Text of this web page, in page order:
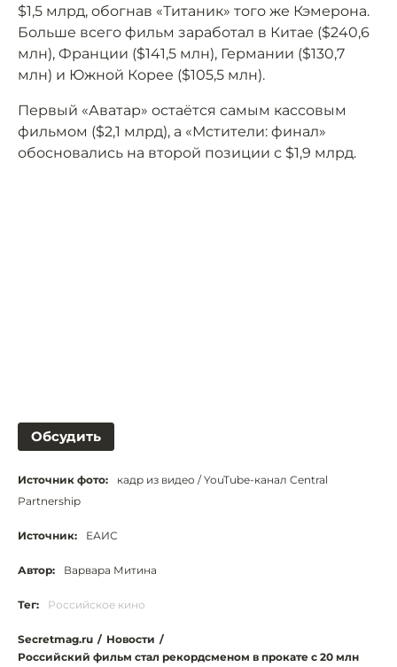
$1,5 млрд, обогнав «Титаник» того же Кэмерона.
Больше всего фильм заработал в Китае ($240,6
млн), Франции ($141,5 млн), Германии ($130,7
млн) и Южной Корее ($105,5 млн).
Первый «Аватар» остаётся самым кассовым
фильмом ($2,1 млрд), а «Мстители: финал»
обосновались на второй позиции с $1,9 млрд.
Обсудить
Источник фото:
кадр из видео / YouTube-канал Central
Partnership
Источник: ЕАИС
Автор: Варвара Митина
Тег: Российское кино
Secretmag.ru / Новости /
Российский фильм стал рекордсменом в прокате с 20 млн